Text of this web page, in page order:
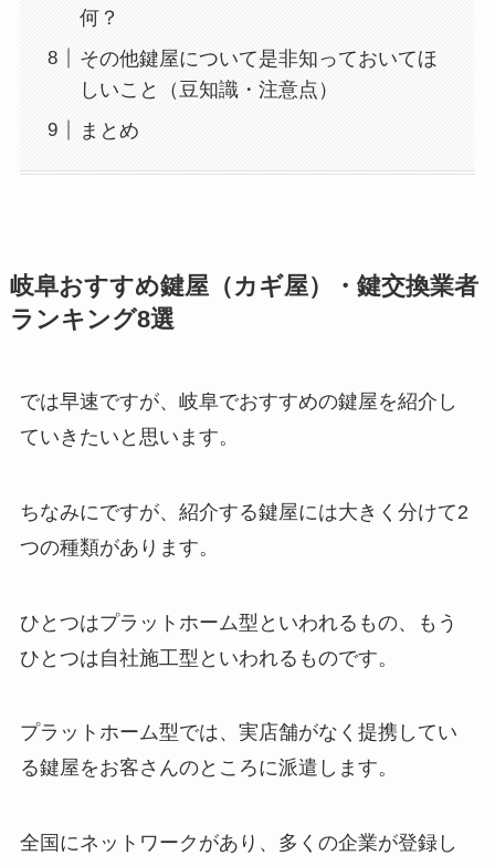
何？
その他鍵屋について是非知っておいてほ
しいこと（豆知識・注意点）
まとめ
岐阜おすすめ鍵屋（カギ屋）・鍵交換業者
ランキング8選
では早速ですが、岐阜でおすすめの鍵屋を紹介し
ていきたいと思います。
ちなみにですが、紹介する鍵屋には大きく分けて2
つの種類があります。
ひとつはプラットホーム型といわれるもの、もう
ひとつは自社施工型といわれるものです。
プラットホーム型では、実店舗がなく提携してい
る鍵屋をお客さんのところに派遣します。
全国にネットワークがあり、多くの企業が登録し